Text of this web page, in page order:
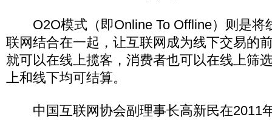
O2O模式（即Online To Offline）则是将
联网结合在一起，让互联网成为线下交易的
就可以在线上揽客，消费者也可以在线上筛
上和线下均可结算。
中国互联网协会副理事长高新民在2011